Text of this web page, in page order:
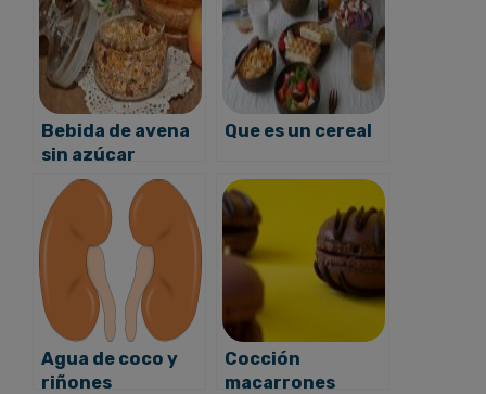
Bebida de avena
sin azúcar
Que es un cereal
Agua de coco y
riñones
Cocción
macarrones